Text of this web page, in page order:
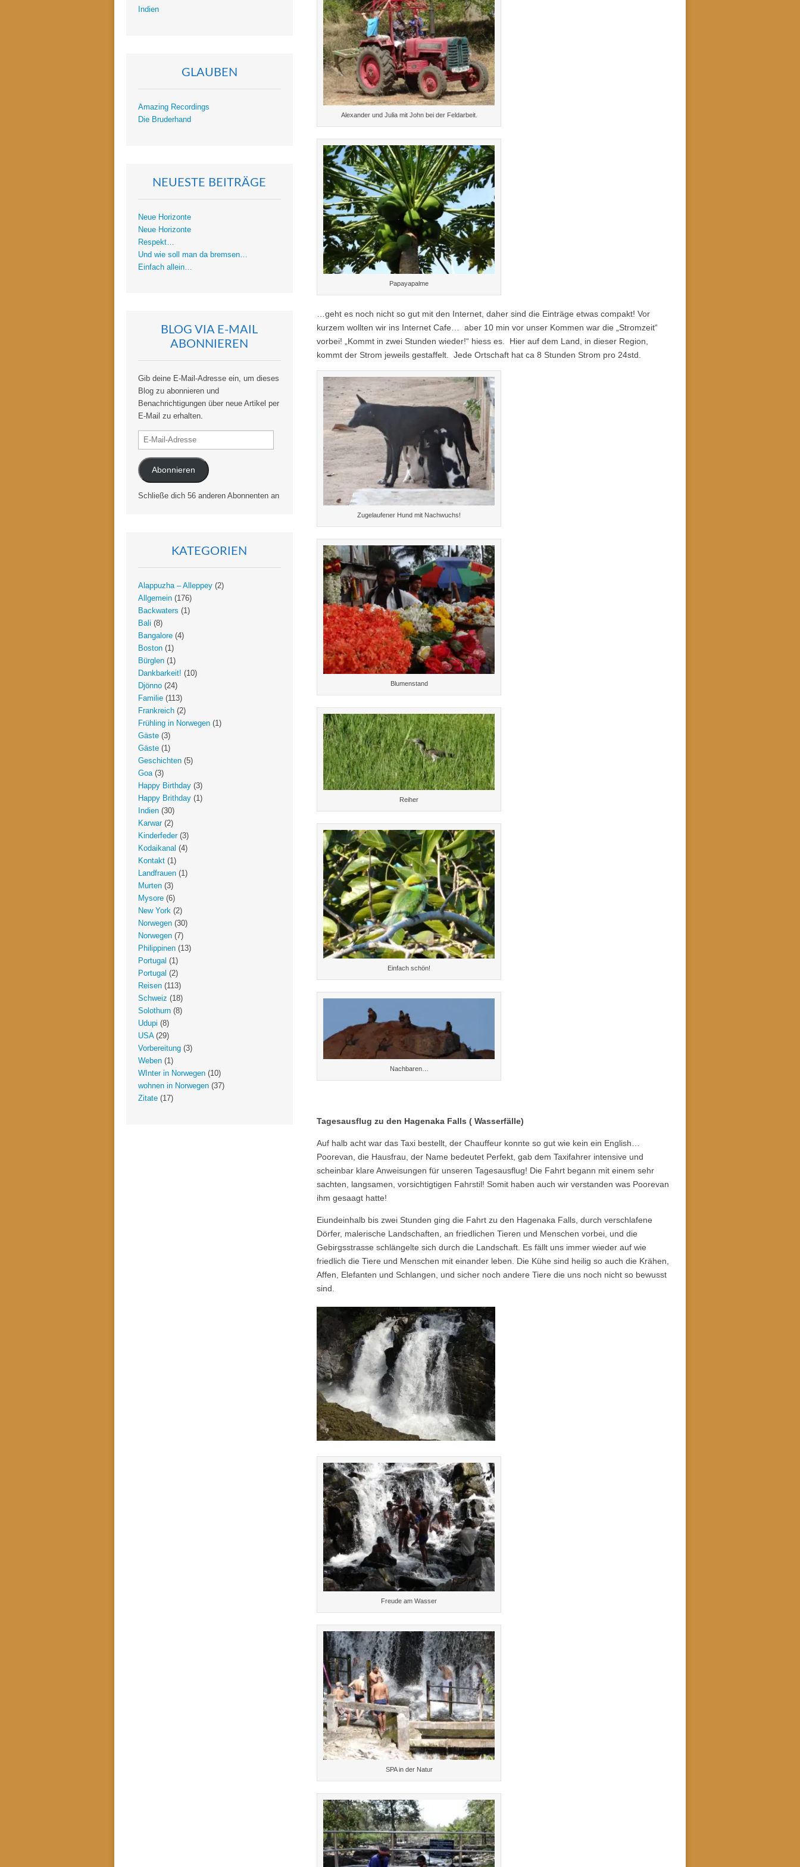
Alexander und Julia mit John bei der Feldarbeit.
Papayapalme
…geht es noch nicht so gut mit den Internet, daher sind die Einträge etwas compakt! Vor
kurzem wollten wir ins Internet Cafe… aber 10 min vor unser Kommen war die „Stromzeit“
vorbei! „Kommt in zwei Stunden wieder!“ hiess es. Hier auf dem Land, in dieser Region,
kommt der Strom jeweils gestaffelt. Jede Ortschaft hat ca 8 Stunden Strom pro 24std.
Zugelaufener Hund mit Nachwuchs!
Blumenstand
Reiher
Einfach schön!
Nachbaren…
Tagesausflug zu den Hagenaka Falls ( Wasserfälle)
Auf halb acht war das Taxi bestellt, der Chauffeur konnte so gut wie kein ein English…
Poorevan, die Hausfrau, der Name bedeutet Perfekt, gab dem Taxifahrer intensive und
scheinbar klare Anweisungen für unseren Tagesausflug! Die Fahrt begann mit einem sehr
sachten, langsamen, vorsichtigtigen Fahrstil! Somit haben auch wir verstanden was Poorevan
ihm gesaagt hatte!
Eiundeinhalb bis zwei Stunden ging die Fahrt zu den Hagenaka Falls, durch verschlafene
Dörfer, malerische Landschaften, an friedlichen Tieren und Menschen vorbei, und die
Gebirgsstrasse schlängelte sich durch die Landschaft. Es fällt uns immer wieder auf wie
friedlich die Tiere und Menschen mit einander leben. Die Kühe sind heilig so auch die Krähen,
Affen, Elefanten und Schlangen, und sicher noch andere Tiere die uns noch nicht so bewusst
sind.
Freude am Wasser
SPA in der Natur
Indien
GLAUBEN
Amazing Recordings
Die Bruderhand
NEUESTE BEITRÄGE
Neue Horizonte
Neue Horizonte
Respekt…
Und wie soll man da bremsen…
Einfach allein…
BLOG VIA E-MAIL
ABONNIEREN
Gib deine E-Mail-Adresse ein, um dieses
Blog zu abonnieren und
Benachrichtigungen über neue Artikel per
E-Mail zu erhalten.
E-
Mail-
Adresse
Abonnieren
Schließe dich 56 anderen Abonnenten an
KATEGORIEN
Alappuzha – Alleppey (2)
Allgemein (176)
Backwaters (1)
Bali (8)
Bangalore (4)
Boston (1)
Bürglen (1)
Dankbarkeit! (10)
Djönno (24)
Familie (113)
Frankreich (2)
Frühling in Norwegen (1)
Gäste (3)
Gäste (1)
Geschichten (5)
Goa(3)
Happy Birthday (3)
Happy Brithday (1)
Indien (30)
Karwar(2)
Kinderfeder(3)
Kodaikanal (4)
Kontakt (1)
Landfrauen (1)
Murten (3)
Mysore (6)
New York (2)
Norwegen (30)
Norwegen (7)
Philippinen (13)
Portugal (1)
Portugal (2)
Reisen (113)
Schweiz (18)
Solothurn (8)
Udupi (8)
USA(29)
Vorbereitung (3)
Weben (1)
WInter in Norwegen (10)
wohnen in Norwegen (37)
Zitate (17)